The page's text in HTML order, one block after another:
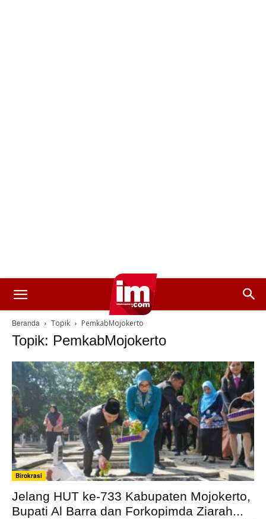
Beranda Topik PemkabMojokerto
Topik: PemkabMojokerto
Birokrasi
Jelang HUT ke-733 Kabupaten Mojokerto,
Bupati Al Barra dan Forkopimda Ziarah...